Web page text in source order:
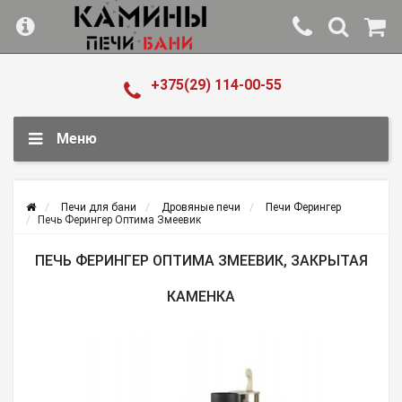
+375(29) 114-00-55
Меню
Печи для бани Дровяные печи
Печи Ферингер
Печь Ферингер Оптима Змеевик
ПЕЧЬ ФЕРИНГЕР ОПТИМА ЗМЕЕВИК, ЗАКРЫТАЯ
КАМЕНКА